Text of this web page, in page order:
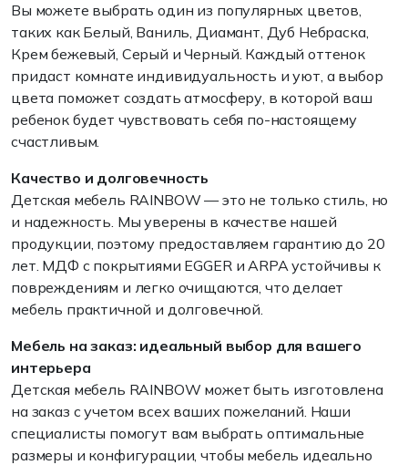
Вы можете выбрать один из популярных цветов,
таких как Белый, Ваниль, Диамант, Дуб Небраска,
Крем бежевый, Серый и Черный. Каждый оттенок
придаст комнате индивидуальность и уют, а выбор
цвета поможет создать атмосферу, в которой ваш
ребенок будет чувствовать себя по-настоящему
счастливым.
Качество и долговечность
Детская мебель RAINBOW — это не только стиль, но
и надежность. Мы уверены в качестве нашей
продукции, поэтому предоставляем гарантию до 20
лет. МДФ с покрытиями EGGER и ARPA устойчивы к
повреждениям и легко очищаются, что делает
мебель практичной и долговечной.
Мебель на заказ: идеальный выбор для вашего
интерьера
Детская мебель RAINBOW может быть изготовлена
на заказ с учетом всех ваших пожеланий. Наши
специалисты помогут вам выбрать оптимальные
размеры и конфигурации, чтобы мебель идеально